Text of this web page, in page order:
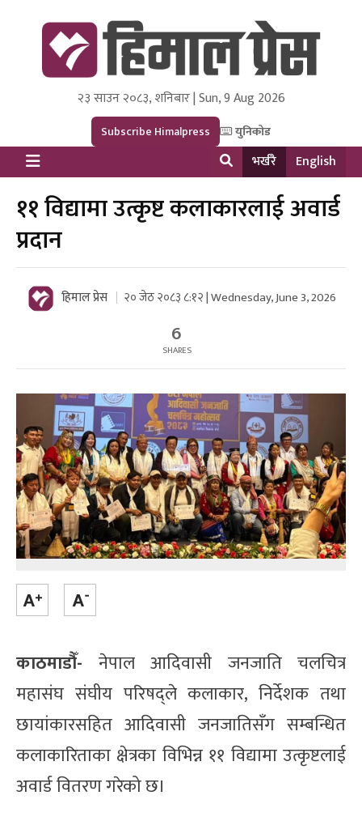
Himal Press
Dot NewsyNepal Media and Research Pvt Ltd.
२३ साउन २०८३, शनिबार | Sun, 9 Aug 2026
Subscribe Himalpress युनिकोड
भर्खरै English
११ विद्यामा उत्कृष्ट कलाकारलाई अवार्ड
प्रदान
हिमाल प्रेस २० जेठ २०८३ ८:१२ | Wednesday, June 3, 2026
6
SHARES
काठमाडौँ- नेपाल आदिवासी जनजाति चलचित्र
महासंघ संघीय परिषद्ले कलाकार, निर्देशक तथा
छायांकारसहित आदिवासी जनजातिसँग सम्बन्धित
कलाकारिताका क्षेत्रका विभिन्न ११ विद्यामा उत्कृष्टलाई
अवार्ड वितरण गरेको छ।